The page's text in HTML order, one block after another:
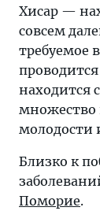
Хисар —
совсем
требуемое
находится
множество
молодости
Близко к
Поморие.